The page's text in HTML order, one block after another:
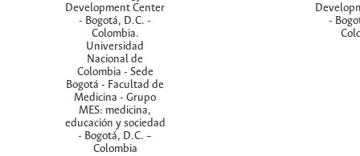
Development Center
- Bogotá, D.C. -
Colombia.
Universidad
Nacional de
Colombia - Sede
Bogotá - Facultad de
Medicina - Grupo
MES: medicina,
educación y sociedad
- Bogotá, D.C. –
Colombia
-